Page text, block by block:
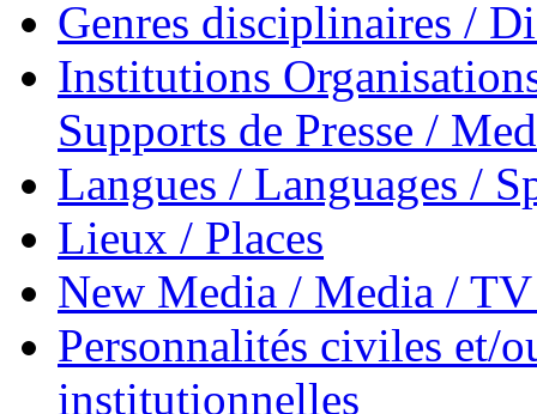
Genres disciplinaires /
Institutions
Supports de Presse /
Langues / Languages /
Lieux / Places
New Media / Media /
Personnalités civiles et/
institutionnelles